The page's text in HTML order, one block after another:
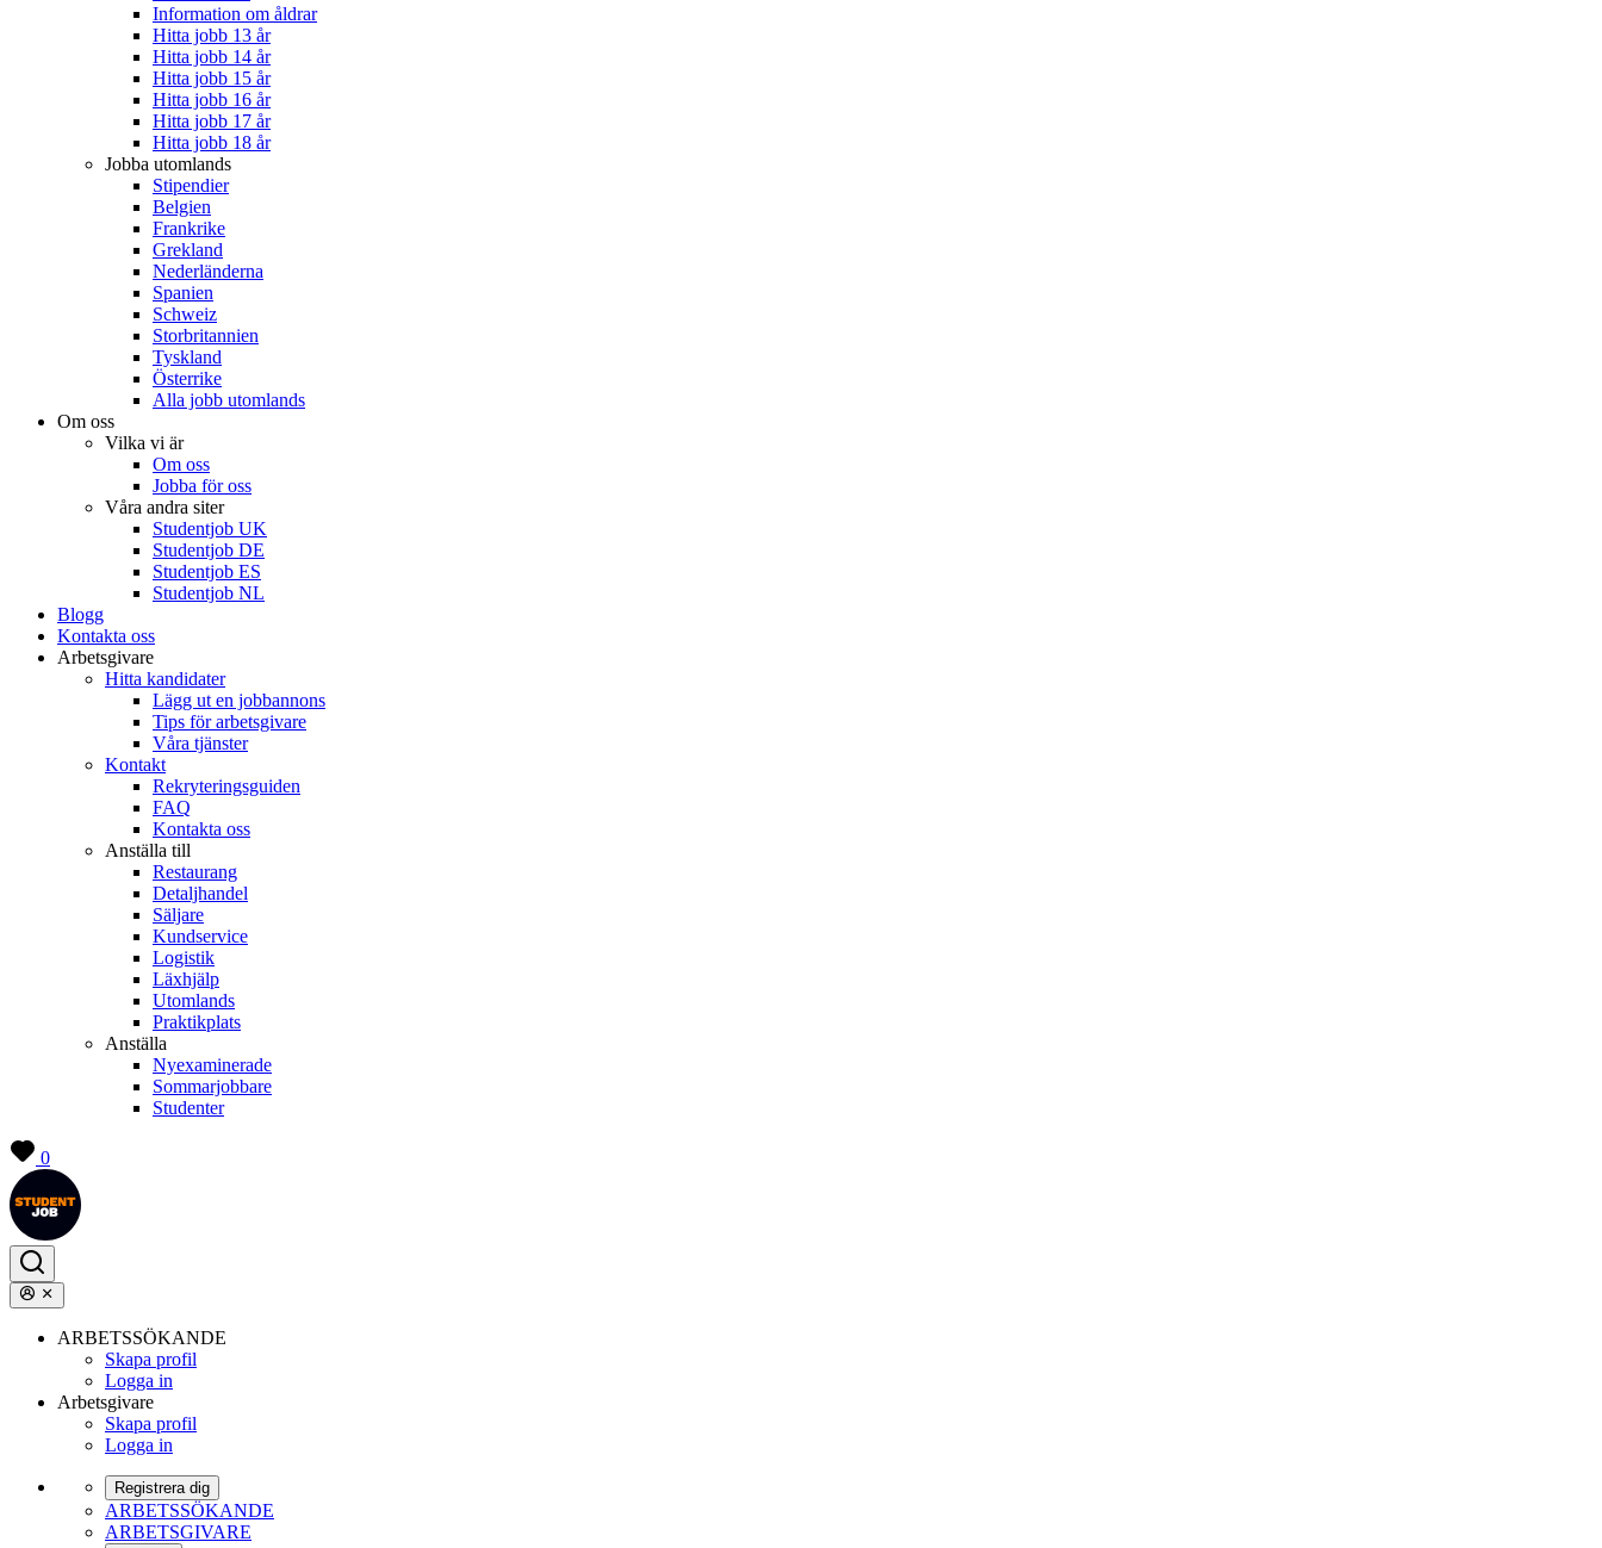
Information om åldrar
Hitta jobb 13 år
Hitta jobb 14 år
Hitta jobb 15 år
Hitta jobb 16 år
Hitta jobb 17 år
Hitta jobb 18 år
Jobba utomlands
Stipendier
Belgien
Frankrike
Grekland
Nederländerna
Spanien
Schweiz
Storbritannien
Tyskland
Österrike
Alla jobb utomlands
Om oss
Vilka vi är
Om oss
Jobba för oss
Våra andra siter
Studentjob UK
Studentjob DE
Studentjob ES
Studentjob NL
Blogg
Kontakta oss
Arbetsgivare
Hitta kandidater
Lägg ut en jobbannons
Tips för arbetsgivare
Våra tjänster
Kontakt
Rekryteringsguiden
FAQ
Kontakta oss
Anställa till
Restaurang
Detaljhandel
Säljare
Kundservice
Logistik
Läxhjälp
Utomlands
Praktikplats
Anställa
Nyexaminerade
Sommarjobbare
Studenter
0
ARBETSSÖKANDE
Skapa profil
Logga in
Arbetsgivare
Skapa profil
Logga in
Registrera dig
ARBETSSÖKANDE
ARBETSGIVARE